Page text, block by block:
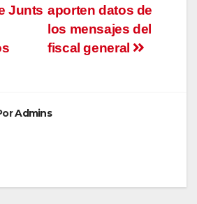
aporten datos de
los mensajes del
fiscal general
Junts
Admins